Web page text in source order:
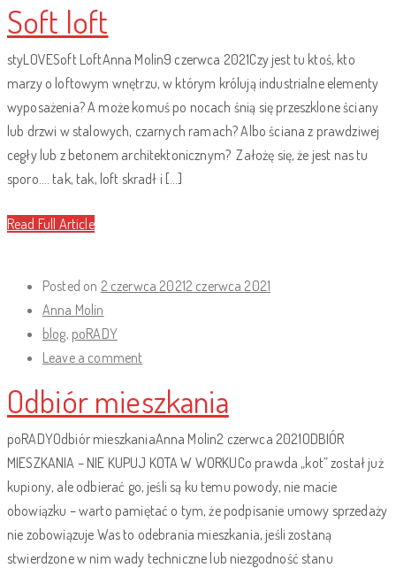
Soft loft
styLOVESoft LoftAnna Molin9 czerwca 2021Czy jest tu ktoś, kto
marzy o loftowym wnętrzu, w którym królują industrialne elementy
wyposażenia? A może komuś po nocach śnią się przeszklone ściany
lub drzwi w stalowych, czarnych ramach? Albo ściana z prawdziwej
cegły lub z betonem architektonicznym? Założę się, że jest nas tu
sporo…. tak, tak, loft skradł i […]
Read Full Article
Posted on 2 czerwca 20212 czerwca 2021
Anna Molin
blog, poRADY
Leave a comment
Odbiór mieszkania
poRADYOdbiór mieszkaniaAnna Molin2 czerwca 2021ODBIÓR
MIESZKANIA – NIE KUPUJ KOTA W WORKUCo prawda „kot” został już
kupiony, ale odbierać go, jeśli są ku temu powody, nie macie
obowiązku – warto pamiętać o tym, że podpisanie umowy sprzedaży
nie zobowiązuje Was to odebrania mieszkania, jeśli zostaną
stwierdzone w nim wady techniczne lub niezgodność stanu